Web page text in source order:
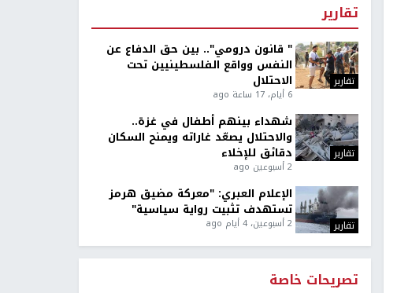
تقارير
تقارير
" قانون درومي".. بين حق الدفاع عن
النفس وواقع الفلسطينيين تحت
الاحتلال
6 أيام، 17 ساعة ago
تقارير
شهداء بينهم أطفال في غزة..
والاحتلال يصعّد غاراته ويمنح السكان
دقائق للإخلاء
2 أسبوعين ago
تقارير
الإعلام العبري: "معركة مضيق هرمز
تستهدف تثبيت رواية سياسية"
2 أسبوعين، 4 أيام ago
تصريحات خاصة